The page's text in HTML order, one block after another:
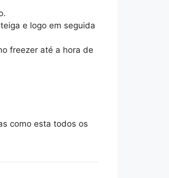
e logo em seguida
freezer até a hora de
como esta todos os